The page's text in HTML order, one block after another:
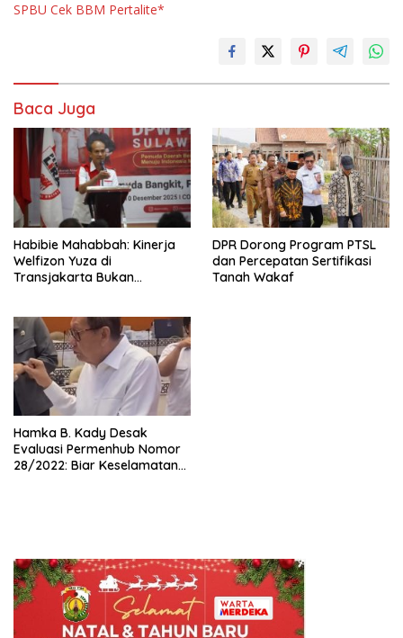
SPBU Cek BBM Pertalite*
Baca Juga
Habibie Mahabbah: Kinerja
Welfizon Yuza di
Transjakarta Bukan
DPR Dorong Program PTSL
dan Percepatan Sertifikasi
Tanah Wakaf
Hamka B. Kady Desak
Evaluasi Permenhub Nomor
28/2022: Biar Keselamatan